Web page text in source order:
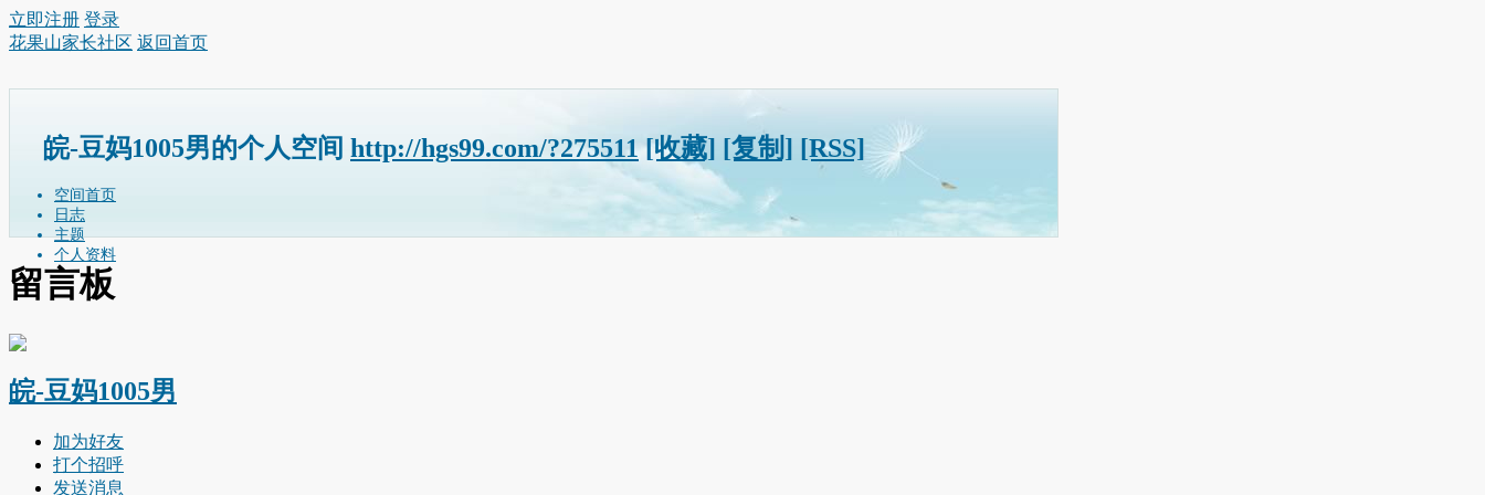
立即注册 登录
花果山家长社区 返回首页
皖-豆妈1005男的个人空间 http://hgs99.com/?275511 [收藏] [复制] [RSS]
空间首页
日志
主题
个人资料
留言板
皖-豆妈1005男
加为好友
打个招呼
发送消息